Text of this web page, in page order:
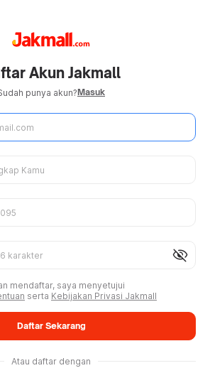
Akun Jakmall
punya akun?Masuk
visibility_off
mendaftar, saya menyetujui
serta Kebijakan Privasi Jakmall
Daftar Sekarang
Atau daftar dengan